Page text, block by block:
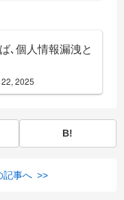
､個人情報漏洩と
2025
B!
記事へ >>